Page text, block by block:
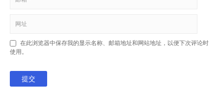
在此浏览器中保存我的显示名称、邮箱地址和网站地址，以便下次评论时
使用。
提交